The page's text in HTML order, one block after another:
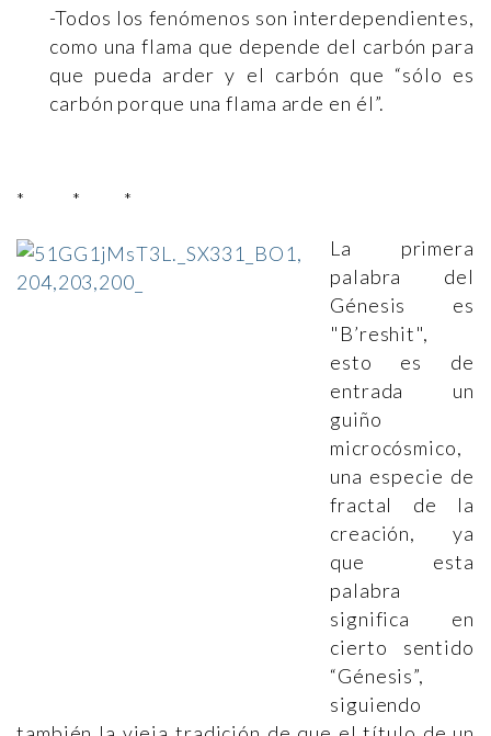
-Todos los fenómenos son interdependientes,
como una flama que depende del carbón para
que pueda arder y el carbón que “sólo es
carbón porque una flama arde en él”.
* * *
La primera
palabra del
Génesis es
"B’reshit",
esto es de
entrada un
guiño
microcósmico,
una especie de
fractal de la
creación, ya
que esta
palabra
significa en
cierto sentido
“Génesis”,
siguiendo